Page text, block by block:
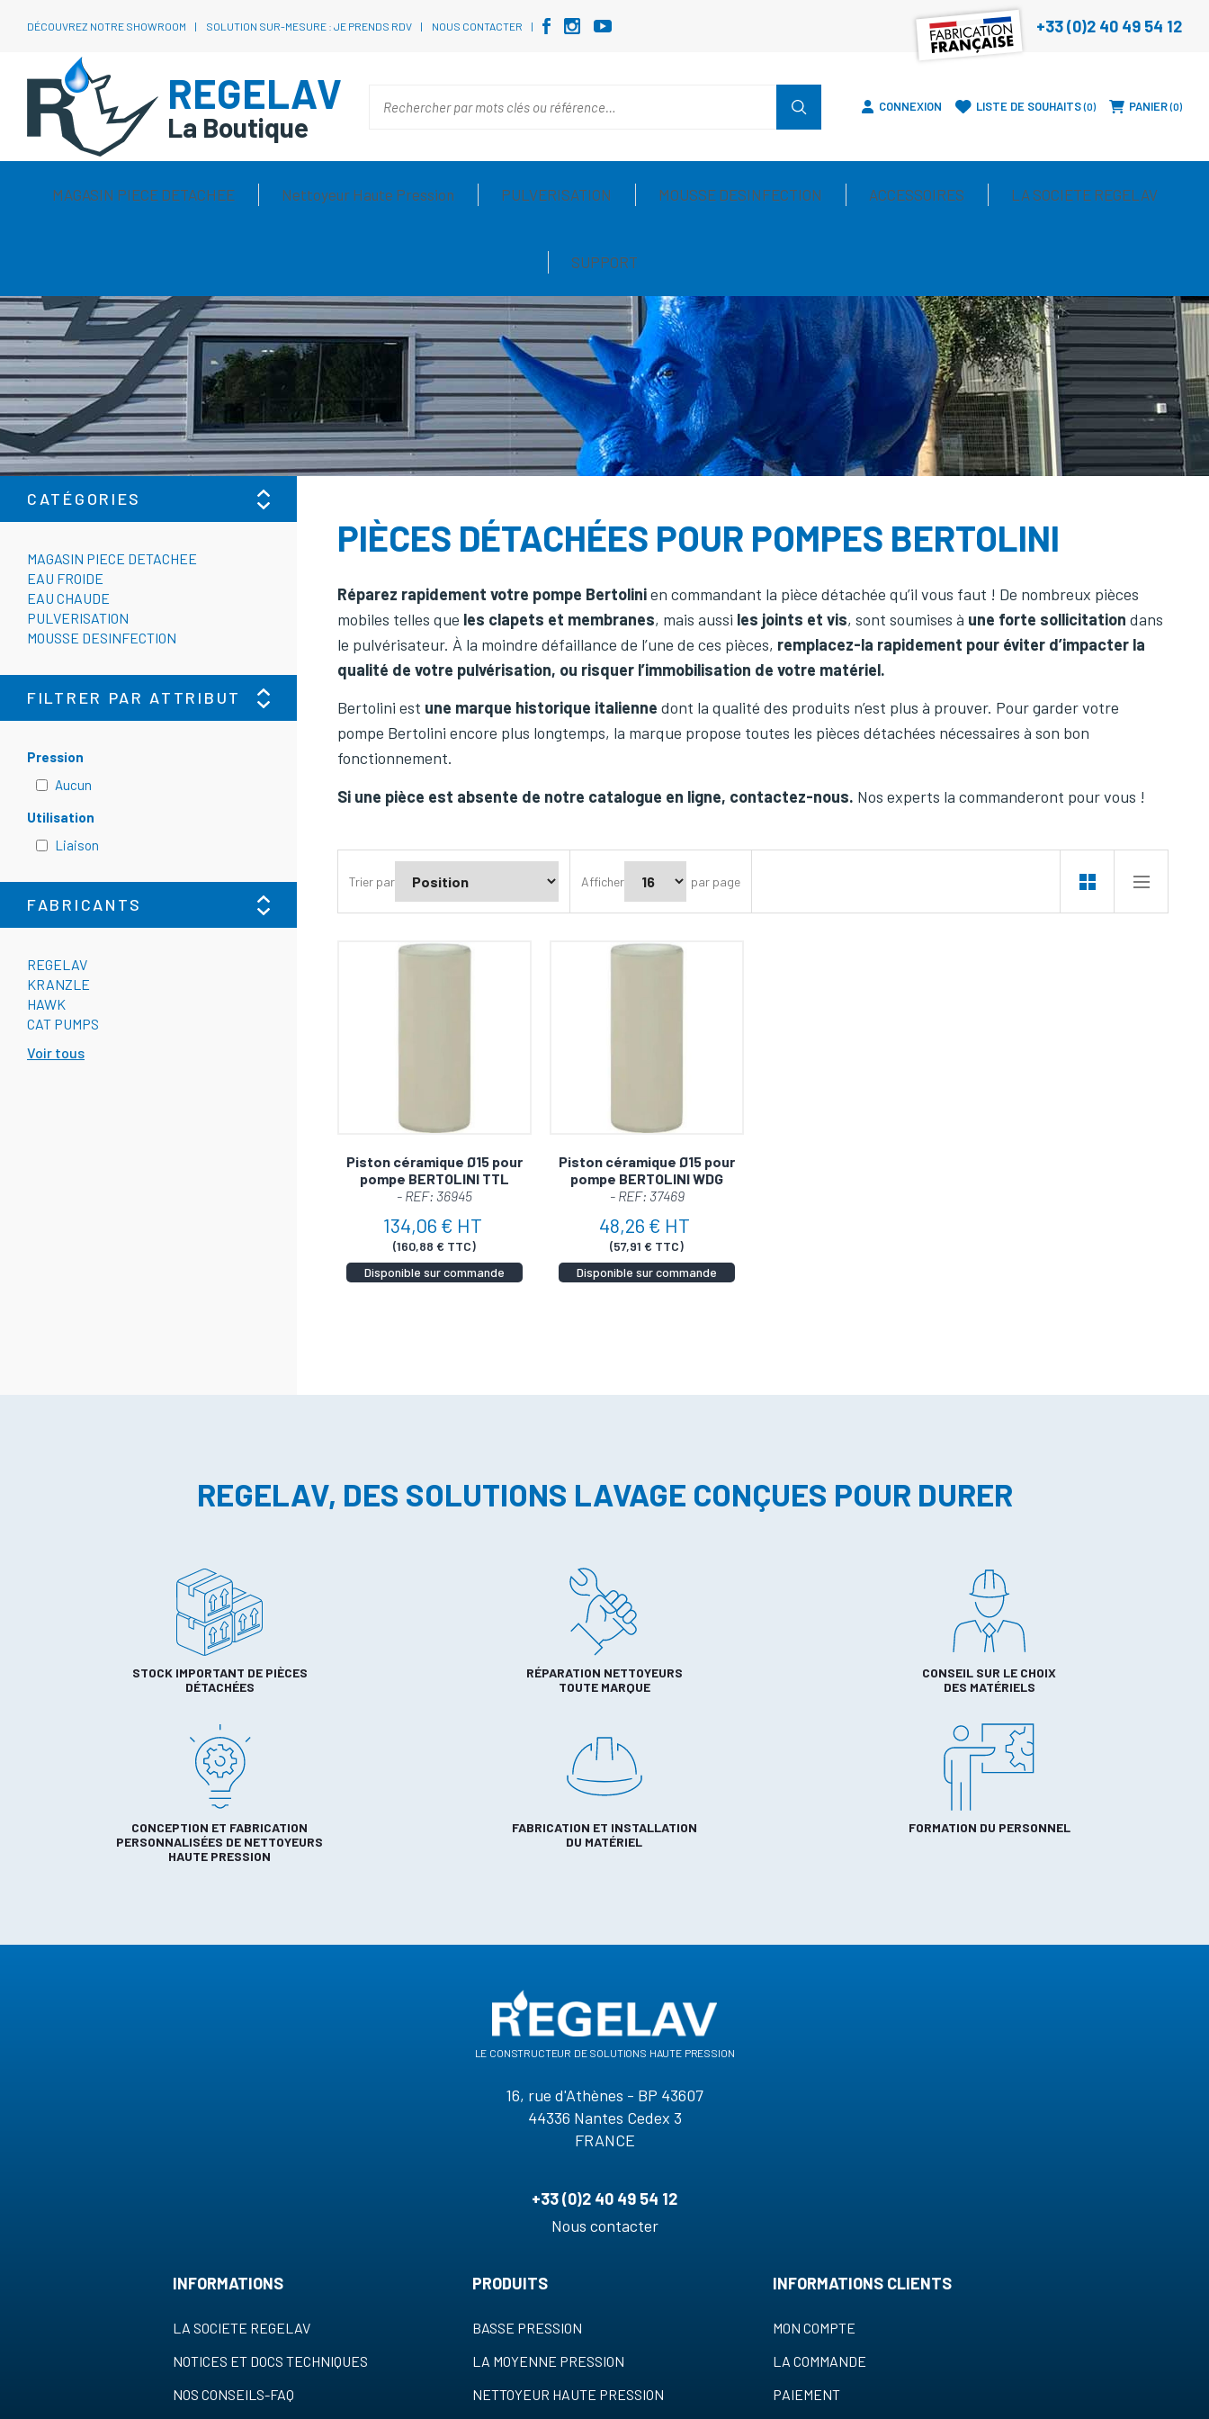
DÉCOUVREZ NOTRE SHOWROOM SOLUTION SUR-MESURE : JE PRENDS RDV NOUS CONTACTER +33 (0)2 40 49 54 12
REGELAV
La Boutique
CONNEXION LISTE DE SOUHAITS 0 PANIER 0
MAGASIN PIECE DETACHEE Nettoyeur Haute Pression PULVERISATION MOUSSE DESINFECTION ACCESSOIRES LA SOCIETE REGELAV
SUPPORT
CATÉGORIES
MAGASIN PIECE DETACHEE
EAU FROIDE
EAU CHAUDE
PULVERISATION
MOUSSE DESINFECTION
FILTRER PAR ATTRIBUT
Pression
Aucun
Utilisation
Liaison
FABRICANTS
REGELAV
KRANZLE
HAWK
CAT PUMPS
Voir tous
PIÈCES DÉTACHÉES POUR POMPES BERTOLINI
Réparez rapidement votre pompe Bertolinien commandant la pièce détachée qu’il vous faut ! De nombreux pièces
mobiles telles que les clapets et membranes, mais aussi les joints et vis, sont soumises à une forte sollicitation dans
le pulvérisateur. À la moindre défaillance de l’une de ces pièces, remplacez-la rapidement pour éviter d’impacter la
qualité de votre pulvérisation, ou risquer l’immobilisation de votre matériel.
Bertolini est une marque historique italienne dont la qualité des produits n’est plus à prouver. Pour garder votre
pompe Bertolini encore plus longtemps, la marque propose toutes les pièces détachées nécessaires à son bon
fonctionnement.
Si une pièce est absente de notre catalogue en ligne, contactez-nous. Nos experts la commanderont pour vous !
Trier par Afficher par page
Piston céramique Ø15 pour
pompe BERTOLINI TTL
- REF: 36945
134,06 € HT
(160,88 € TTC)
Disponible sur commande
Piston céramique Ø15 pour
pompe BERTOLINI WDG
- REF: 37469
48,26 € HT
(57,91 € TTC)
Disponible sur commande
REGELAV, DES SOLUTIONS LAVAGE CONÇUES POUR DURER
STOCK IMPORTANT DE PIÈCES
DÉTACHÉES
RÉPARATION NETTOYEURS
TOUTE MARQUE
CONSEIL SUR LE CHOIX
DES MATÉRIELS
CONCEPTION ET FABRICATION
PERSONNALISÉES DE NETTOYEURS
HAUTE PRESSION
FABRICATION ET INSTALLATION
DU MATÉRIEL
FORMATION DU PERSONNEL
le constructeur de solutions haute pression
16, rue d'Athènes - BP 43607
44336 Nantes Cedex 3
FRANCE
+33 (0)2 40 49 54 12
Nous contacter
INFORMATIONS
LA SOCIETE REGELAV
NOTICES ET DOCS TECHNIQUES
NOS CONSEILS-FAQ
PRODUITS
BASSE PRESSION
LA MOYENNE PRESSION
NETTOYEUR HAUTE PRESSION
INFORMATIONS CLIENTS
MON COMPTE
LA COMMANDE
PAIEMENT